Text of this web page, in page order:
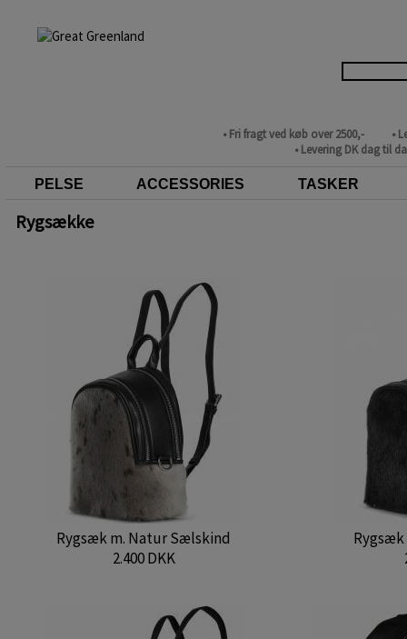
• Fri fragt ved køb over 2500,-
•
• Levering DK dag til
PELSE ACCESSORIES TASKER
Rygsække
Rygsæk m. Natur Sælskind
2.400 DKK